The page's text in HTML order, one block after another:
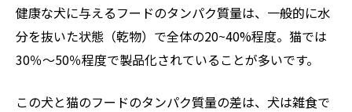
健康な犬に与えるフードのタンパク質量は、一般的に水
分を抜いた状態（乾物）で全体の20~40%程度。猫では
30％～50％程度で製品化されていることが多いです。
この犬と猫のフードのタンパク質量の差は、犬は雑食で